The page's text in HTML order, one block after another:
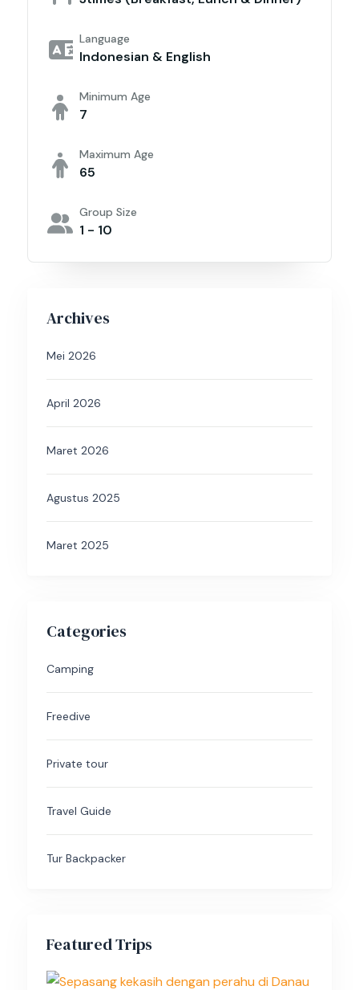
Language
Indonesian & English
Minimum Age
7
Maximum Age
65
Group Size
1 - 10
Archives
Mei 2026
April 2026
Maret 2026
Agustus 2025
Maret 2025
Categories
Camping
Freedive
Private tour
Travel Guide
Tur Backpacker
Featured Trips